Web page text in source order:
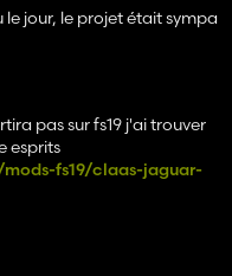
jour, le projet était sympa
pas sur fs19 j'ai trouver
esprits
fs19/claas-jaguar-